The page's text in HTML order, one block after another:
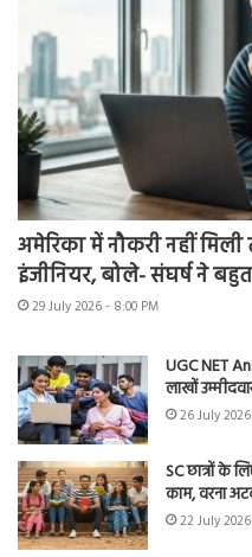
अमेरिका में नौकरी नहीं
इंजीनियर, बोले- संघर्ष ने
29 July 2026 - 8:00 PM
UGC NET
लाखों
26 July
SC छात्रों के
काम, वरना
22 July